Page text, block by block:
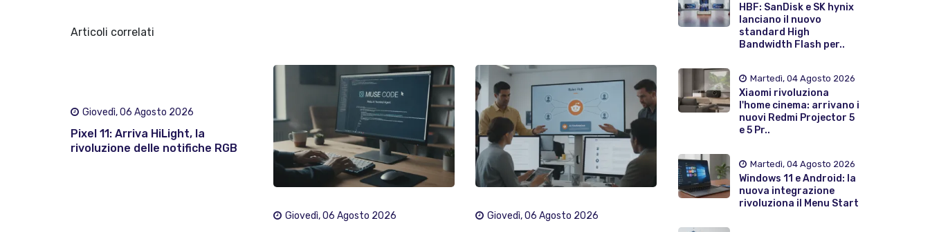
Articoli correlati
Giovedì, 06 Agosto 2026
Pixel 11: Arriva HiLight, la
rivoluzione delle notifiche RGB
Giovedì, 06 Agosto 2026 Giovedì, 06 Agosto 2026
HBF: SanDisk e SK hynix
lanciano il nuovo
standard High
Bandwidth Flash per..
Martedì, 04 Agosto 2026
Xiaomi rivoluziona
l'home cinema: arrivano i
nuovi Redmi Projector 5
e 5 Pr..
Martedì, 04 Agosto 2026
Windows 11 e Android: la
nuova integrazione
rivoluziona il Menu Start